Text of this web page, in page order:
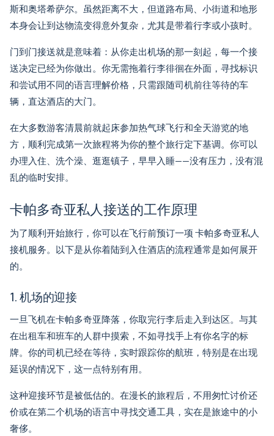
斯和奥塔希萨尔。虽然距离不大，但道路布局、小街道和地形
本身会让到达物流变得意外复杂，尤其是带着行李或小孩时。
门到门接送就是意味着：从你走出机场的那一刻起，每一个接
送决定已经为你做出。你无需拖着行李徘徊在外面，寻找标识
和尝试用不同的语言理解价格，只需跟随司机前往等待的车
辆，直达酒店的大门。
在大多数游客清晨前就起床参加热气球飞行和全天游览的地
方，顺利完成第一次旅程将为你的整个旅行定下基调。你可以
办理入住、洗个澡、逛逛镇子，早早入睡——没有压力，没有混
乱的临时安排。
卡帕多奇亚私人接送的工作原理
为了顺利开始旅行，你可以在飞行前预订一项卡帕多奇亚私人
接机服务。以下是从你着陆到入住酒店的流程通常是如何展开
的。
1. 机场的迎接
一旦飞机在卡帕多奇亚降落，你取完行李后走入到达区。与其
在出租车和班车的人群中摸索，不如寻找手上有你名字的标
牌。你的司机已经在等待，实时跟踪你的航班，特别是在出现
延误的情况下，这一点特别有用。
这种迎接环节是被低估的。在漫长的旅程后，不用匆忙讨价还
价或在第二个机场的语言中寻找交通工具，实在是旅途中的小
奢侈。